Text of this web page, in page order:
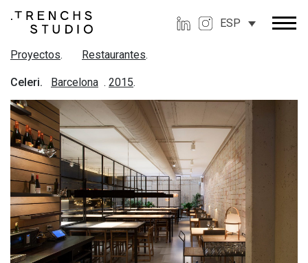
ESP
Proyectos. Restaurantes.
Celeri. Barcelona . 2015.